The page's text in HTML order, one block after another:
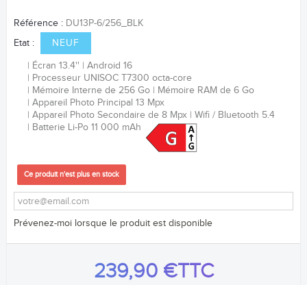
Référence : DU13P-6/256_BLK
Etat :
NEUF
Écran 13.4''
Android 16
Processeur UNISOC T7300 octa-core
Mémoire Interne de 256 Go
Mémoire RAM de 6 Go
Appareil Photo Principal 13 Mpx
Appareil Photo Secondaire de 8 Mpx
Wifi / Bluetooth 5.4
Batterie Li-Po 11 000 mAh
Ce produit n'est plus en stock
Prévenez-moi lorsque le produit est disponible
239,90 €TTC